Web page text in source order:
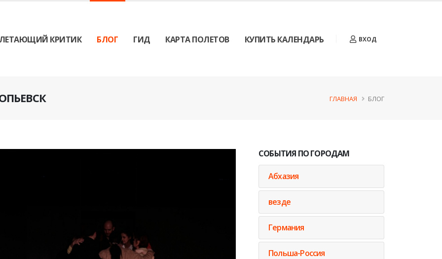
ЛЕТАЮЩИЙ КРИТИК БЛОГ ГИД КАРТА ПОЛЕТОВ КУПИТЬ КАЛЕНДАРЬ ВХОД
ГЛАВНАЯ БЛОГ
СОБЫТИЯ ПО ГОРОДАМ
Абхазия
везде
Германия
Польша-Россия